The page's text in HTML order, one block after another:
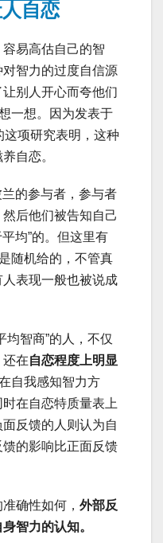
自恋
易高估自己的智
智力的过度自信源
别人开心而夸他们
一想。因为发表于
这项研究表明，这种
自恋。
的参与者，参与者
后他们被告知自己
平均”的。但这里有
随机给的，不管真
表现一般也被说成
均智商”的人，不仅
在自恋程度上明显
自我感知智力方
在自恋特质量表上
反馈的人则认为自
的影响比正面反馈
确性如何， 外部反
智力的认知。